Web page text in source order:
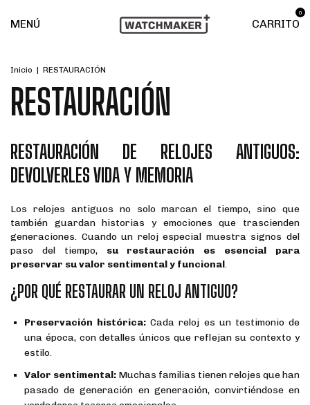
MENÚ CARRITO
0
Inicio | RESTAURACIÓN
RESTAURACIÓN
RESTAURACIÓN DE RELOJES ANTIGUOS:
DEVOLVERLES VIDA Y MEMORIA
Los relojes antiguos no solo marcan el tiempo, sino que
también guardan historias y emociones que trascienden
generaciones. Cuando un reloj especial muestra signos del
paso del tiempo, su restauración es esencial para
preservar su valor sentimental y funcional.
¿POR QUÉ RESTAURAR UN RELOJ ANTIGUO?
Preservación histórica: Cada reloj es un testimonio de
una época, con detalles únicos que reflejan su contexto y
estilo.
Valor sentimental: Muchas familias tienen relojes que han
pasado de generación en generación, convirtiéndose en